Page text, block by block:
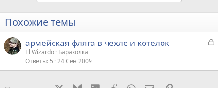
Похожие темы
З
р
армейская фляга в чехле и котелок
El Wizardo Барахолка
Ответы 5 24 Сен 2009